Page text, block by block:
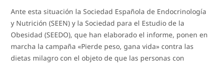
Ante esta situación la Sociedad Española de Endocrinología
y Nutrición (SEEN) y la Sociedad para el Estudio de la
Obesidad (SEEDO), que han elaborado el informe, ponen en
marcha la campaña «Pierde peso, gana vida» contra las
dietas milagro con el objeto de que las personas con